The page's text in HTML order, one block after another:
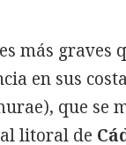
más graves
en sus
que se
litoral de